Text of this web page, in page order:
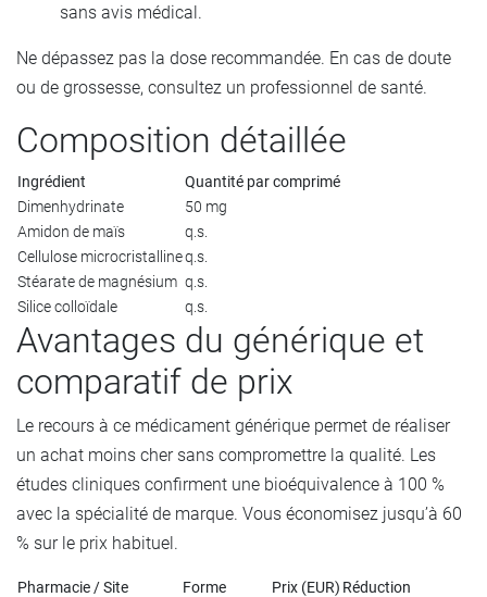
sans avis médical.
Ne dépassez pas la dose recommandée. En cas de doute
ou de grossesse, consultez un professionnel de santé.
Composition détaillée
Ingrédient
Quantité par comprimé
Dimenhydrinate
50 mg
Amidon de maïs
q.s.
Cellulose microcristallineq.s.
Stéarate de magnésium q.s.
Silice colloïdale
q.s.
Avantages du générique et
comparatif de prix
Le recours à ce médicament générique permet de réaliser
un achat moins cher sans compromettre la qualité. Les
études cliniques confirment une bioéquivalence à 100 %
avec la spécialité de marque. Vous économisez jusqu’à 60
% sur le prix habituel.
Pharmacie / Site Forme Prix (EUR) Réduction